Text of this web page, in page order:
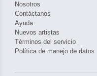
Nosotros
Contáctanos
Ayuda
Nuevos artistas
Términos del servicio
Política de manejo de datos